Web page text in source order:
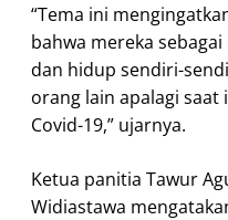
“Tema ini
bahwa mereka
dan hidup sendiri-
orang lain apalagi
Covid-19,” ujarnya.
Ketua panitia Tawur
Widiastawa